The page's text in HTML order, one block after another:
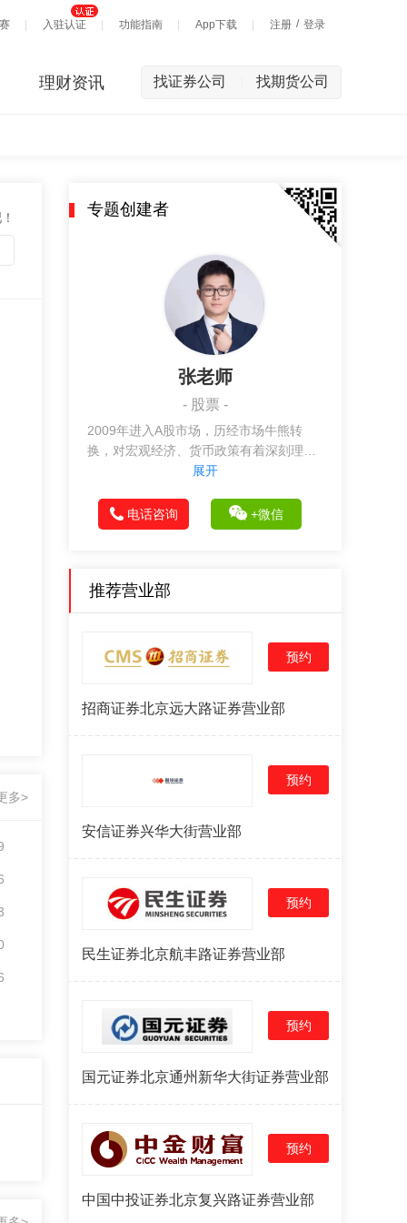
入驻认证 功能指南 App下载 注册 / 登录
理财资讯 找证券公司 找期货公司
多>
专题创建者
张老师
- 股票 -
2009年进入A股市场，历经市场牛熊转
换，对宏观经济、货币政策有着深刻理
解，迅速捕捉市场热点和热点板块的强势
金，7×24小时手机免费开户.
展开
电话咨询 +微信
推荐营业部
预约
招商证券北京远大路证券营业部
预约
安信证券兴华大街营业部
预约
民生证券北京航丰路证券营业部
预约
国元证券北京通州新华大街证券营业部
预约
中国中投证券北京复兴路证券营业部